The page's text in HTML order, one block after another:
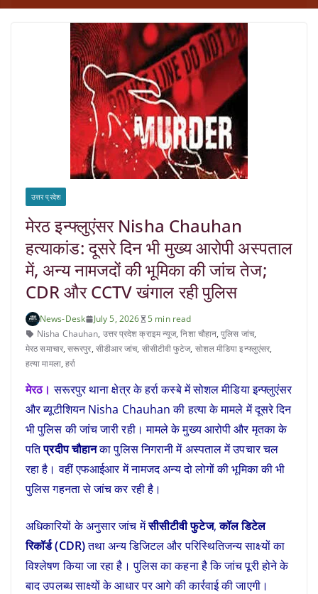
उत्तर प्रदेश
मेरठ इन्फ्लुएंसर Nisha Chauhan
हत्याकांड: दूसरे दिन भी मुख्य आरोपी अस्पताल
में, अन्य नामजदों की भूमिका की जांच तेज;
CDR और CCTV खंगाल रही पुलिस
News-Desk July 5, 2026
5 min read
Nisha Chauhan, उत्तर प्रदेश क्राइम न्यूज,निशा चौहान,पुलिस जांच,
मेरठ समाचार,सरूरपुर, सीडीआर जांच, सीसीटीवी फुटेज, सोशल मीडिया इन्फ्लुएंसर,
हत्या मामला, हर्रा
मेरठ। सरूरपुर थाना क्षेत्र के हर्रा कस्बे में सोशल मीडिया इन्फ्लुएंसर
और ब्यूटीशियन Nisha Chauhan की हत्या के मामले में दूसरे दिन
भी पुलिस की जांच जारी रही। मामले के मुख्य आरोपी और मृतका के
पतिप्रदीप चौहानका पुलिस निगरानी में अस्पताल में उपचार चल
रहा है। वहीं एफआईआर में नामजद अन्य दो लोगों की भूमिका की भी
पुलिस गहनता से जांच कर रही है।
अधिकारियों के अनुसार जांच मेंसीसीटीवी फुटेज,कॉल डिटेल
रिकॉर्ड (CDR)तथा अन्य डिजिटल और परिस्थितिजन्य साक्ष्यों का
विश्लेषण किया जा रहा है। पुलिस का कहना है कि जांच पूरी होने के
बाद उपलब्ध साक्ष्यों के आधार पर आगे की कार्रवाई की जाएगी।